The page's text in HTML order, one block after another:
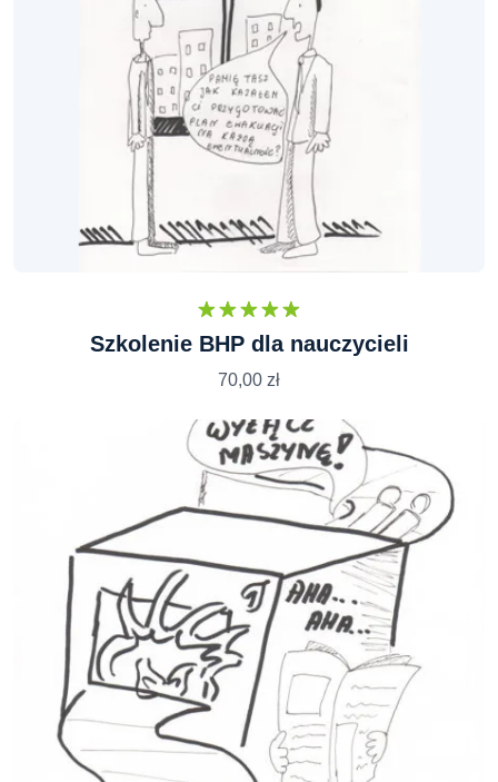
Oceniono
5.00 na 5
Szkolenie BHP dla nauczycieli
70,00 zł